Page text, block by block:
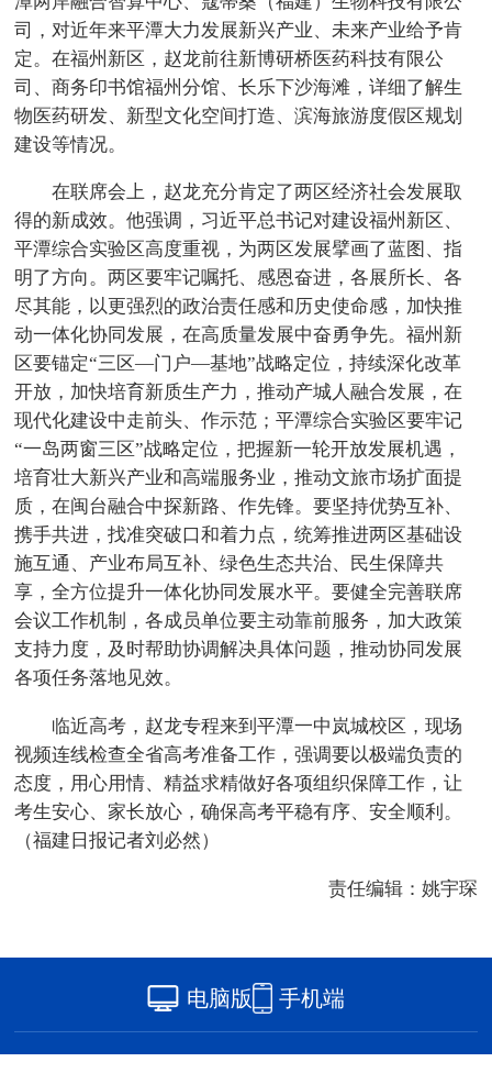
司，对近年来平潭大力发展新兴产业、未来产业给予肯
定。在福州新区，赵龙前往新博研桥医药科技有限公
司、商务印书馆福州分馆、长乐下沙海滩，详细了解生
物医药研发、新型文化空间打造、滨海旅游度假区规划
建设等情况。
在联席会上，赵龙充分肯定了两区经济社会发展取
得的新成效。他强调，习近平总书记对建设福州新区、
平潭综合实验区高度重视，为两区发展擘画了蓝图、指
明了方向。两区要牢记嘱托、感恩奋进，各展所长、各
尽其能，以更强烈的政治责任感和历史使命感，加快推
动一体化协同发展，在高质量发展中奋勇争先。福州新
区要锚定“三区—门户—基地”战略定位，持续深化改革
开放，加快培育新质生产力，推动产城人融合发展，在
现代化建设中走前头、作示范；平潭综合实验区要牢记
“一岛两窗三区”战略定位，把握新一轮开放发展机遇，
培育壮大新兴产业和高端服务业，推动文旅市场扩面提
质，在闽台融合中探新路、作先锋。要坚持优势互补、
携手共进，找准突破口和着力点，统筹推进两区基础设
施互通、产业布局互补、绿色生态共治、民生保障共
享，全方位提升一体化协同发展水平。要健全完善联席
会议工作机制，各成员单位要主动靠前服务，加大政策
支持力度，及时帮助协调解决具体问题，推动协同发展
各项任务落地见效。
临近高考，赵龙专程来到平潭一中岚城校区，现场
视频连线检查全省高考准备工作，强调要以极端负责的
态度，用心用情、精益求精做好各项组织保障工作，让
考生安心、家长放心，确保高考平稳有序、安全顺利。
（福建日报记者刘必然）
责任编辑：姚宇琛
电脑版 手机端